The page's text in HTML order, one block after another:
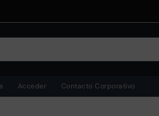
Acceder Contacto Corporativo